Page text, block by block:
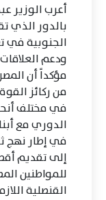
أعرب الوزير
بالدور الذي
الجنوبية في
ودعم
مؤكداً أن
من ركائز
في مختلف
الدوري مع
في إطار نهج
إلى تقديم
للمواطنين
القنصلية